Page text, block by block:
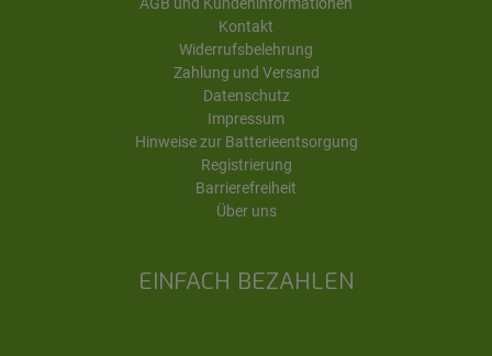
EINFACH BEZAHLEN
Kontakt
Widerrufsbelehrung
Zahlung und Versand
Datenschutz
Impressum
Hinweise zur Batterieentsorgung
Registrierung
Barrierefreiheit
Über uns